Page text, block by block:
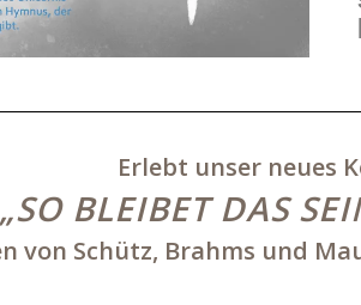
|
Erlebt unser neues
„SO BLEIBET DAS
von Schütz, Brahms und